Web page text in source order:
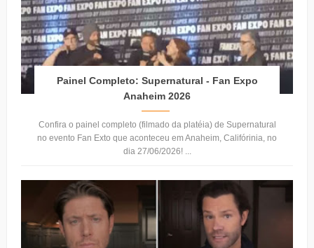
Painel Completo: Supernatural - Fan Expo
Anaheim 2026
Confira o painel completo (filmado da platéia) de Supernatural
no evento Fan Exto que aconteceu em Anaheim, Califórinia, no
dia 27/06/2026! ...